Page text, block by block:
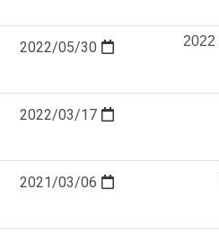
2022/05/30
2022/03/17
2021/03/06